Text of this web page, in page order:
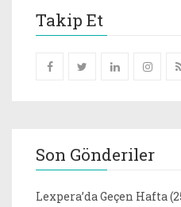
Takip Et
Son Gönderiler
Lexpera’da Geçen Hafta